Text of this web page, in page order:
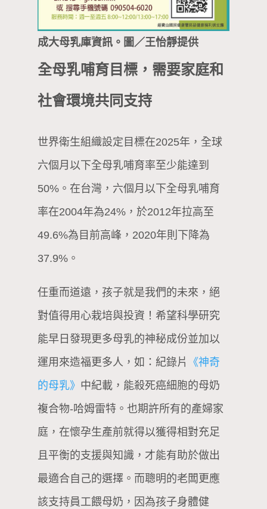
成大母乳庫資訊。圖／王怡靜提供
全母乳哺育目標，需要家庭和
社會環境共同支持
世界衛生組織設定目標在2025年，全球
六個月以下全母乳哺育率至少能達到
50%。在台灣，六個月以下全母乳哺育
率在2004年為24%，於2012年拉高至
49.6%為目前高峰，2020年則下降為
37.9%。
任重而道遠，孩子就是我們的未來，絕
對值得用心栽培與投資！希望科學研究
能早日發現更多母乳的神秘成份並加以
運用來造福更多人，如：紀錄片
《神奇
的母乳》 中紀載，能殺死癌細胞的母奶
複合物-哈姆雷特。也期許所有的產婦家
庭，在懷孕生產前就得以獲得相對充足
且平衡的支援與知識，才能有助於做出
最適合自己的選擇。而聰明的老闆更應
該支持員工餵母奶，因為孩子身體健